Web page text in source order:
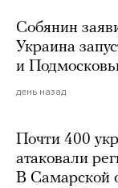
Собянин
Украина
и
день назад
Почти 400
атаковали
В Самарской